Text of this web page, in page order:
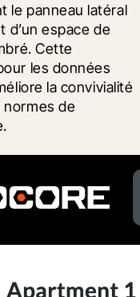
le panneau latéral
espace de
Cette
les données
la convivialité
normes de